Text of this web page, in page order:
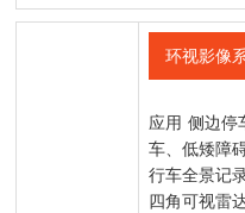
环视影像
应用 侧边停
车、低矮障
行车全景记
四角可视雷